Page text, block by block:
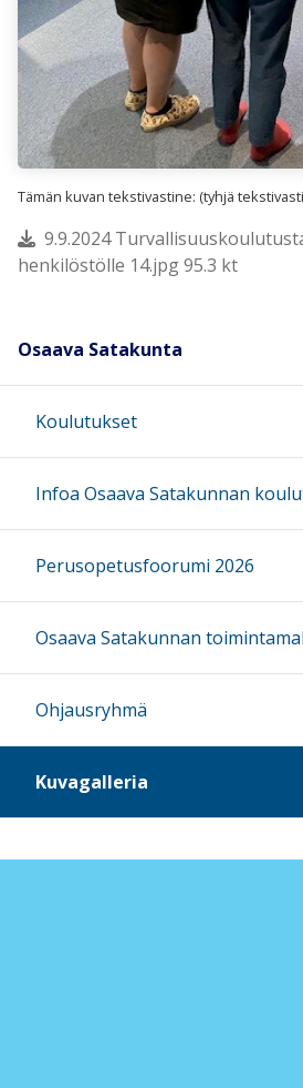
Tämän kuvan tekstivastine: (tyhjä
9.9.2024
henkilöstölle 14.jpg 95.3 kt
Osaava Satakunta
Koulutukset
Infoa Osaava Satakunnan
Perusopetusfoorumi 2026
Osaava Satakunnan
Ohjausryhmä
Kuvagalleria